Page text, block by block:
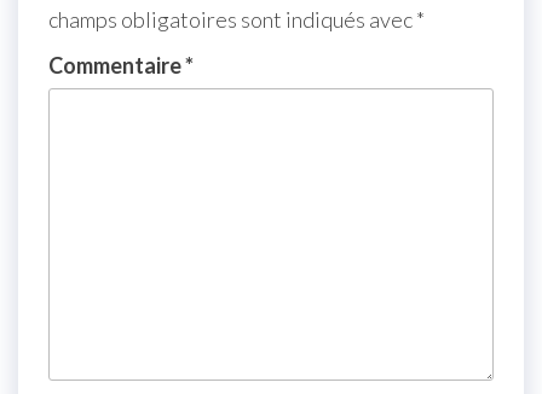
champs obligatoires sont indiqués avec*
Commentaire*